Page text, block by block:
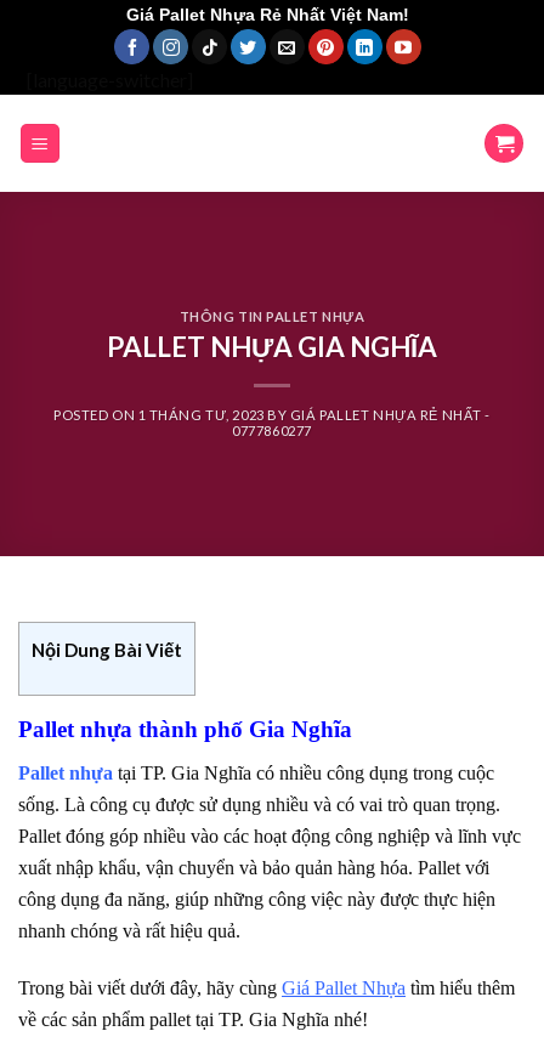
Giá Pallet Nhựa Rẻ Nhất Việt Nam!
THÔNG TIN PALLET NHỰA
PALLET NHỰA GIA NGHĨA
POSTED ON 1 THÁNG TƯ, 2023 BY GIÁ PALLET NHỰA RẺ NHẤT -
0777860277
Nội Dung Bài Viết
Pallet nhựa thành phố Gia Nghĩa
Pallet nhựa tại TP. Gia Nghĩa có nhiều công dụng trong cuộc
sống. Là công cụ được sử dụng nhiều và có vai trò quan trọng.
Pallet đóng góp nhiều vào các hoạt động công nghiệp và lĩnh vực
xuất nhập khẩu, vận chuyển và bảo quản hàng hóa. Pallet với
công dụng đa năng, giúp những công việc này được thực hiện
nhanh chóng và rất hiệu quả.
Trong bài viết dưới đây, hãy cùng Giá Pallet Nhựa tìm hiểu thêm
về các sản phẩm pallet tại TP. Gia Nghĩa nhé!